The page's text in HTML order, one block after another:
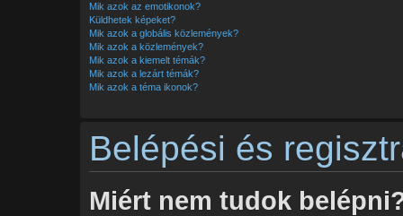
Mik azok az emotikonok?
Küldhetek képeket?
Mik azok a globális közlemények?
Mik azok a közlemények?
Mik azok a kiemelt témák?
Mik azok a lezárt témák?
Mik azok a téma ikonok?
Belépési és
Miért nem tudok